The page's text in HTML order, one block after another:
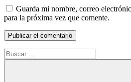
Guarda mi nombre, correo
para la próxima vez que comente.
Buscar: